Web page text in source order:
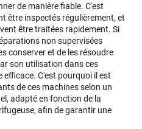
de manière fiable. C'est
être inspectés régulièrement, et
être traitées rapidement. Si
non supervisées
conserver et de les résoudre
son utilisation dans ces
C'est pourquoi il est
de ces machines selon un
adapté en fonction de la
afin de garantir une